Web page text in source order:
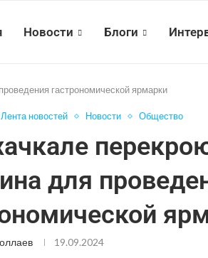
Новости Блоги
гастрономической ярмарки
Лента новостей Новости Общество
для
19.09.2024